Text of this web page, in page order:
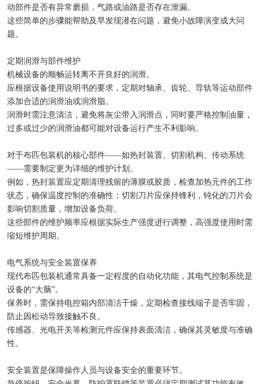
动部件是否有异常磨损，气路或油路是否存在泄漏。
这些简单的步骤能帮助及早发现潜在问题，避免小故障演变成大问
题。
定期润滑与部件维护
机械设备的顺畅运转离不开良好的润滑。
应根据设备使用说明书的要求，定期对轴承、齿轮、导轨等运动部件
添加合适的润滑油或润滑脂。
润滑时需注意清洁，避免将灰尘带入润滑点，同时要严格控制油量，
过多或过少的润滑油都可能对设备运行产生不利影响。
对于布匹包装机的核心部件——如热封装置、切割机构、传动系统
——需要制定更为详细的维护计划。
例如，热封装置应定期清理残留的薄膜或胶质，检查加热元件的工作
状态，确保温度控制的准确性；切割刀片应保持锋利，钝化的刀片会
影响切割质量，增加设备负荷。
这些部件的维护频率应根据实际生产强度进行调整，高强度使用时需
缩短维护周期。
电气系统与安全装置保养
现代布匹包装机通常具备一定程度的自动化功能，其电气控制系统是
设备的“大脑”。
保养时，需保持电控箱内部清洁干燥，定期检查接线端子是否牢固，
防止因松动导致接触不良。
传感器、光电开关等检测元件应保持表面清洁，确保其灵敏度与准确
性。
安全装置是保障操作人员与设备安全的重要环节。